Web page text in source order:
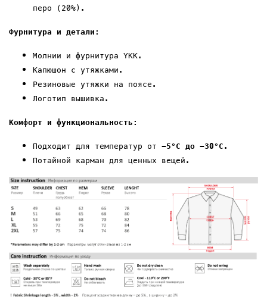
перо (20%).
Фурнитура и детали:
Молнии и фурнитура YKK.
Капюшон с утяжками.
Резиновые утяжки на поясе .
Логотип вышивка .
Комфорт и функциональность:
Подходит для температур от -5°C до -30°C .
Потайной карман для ценных вещей.